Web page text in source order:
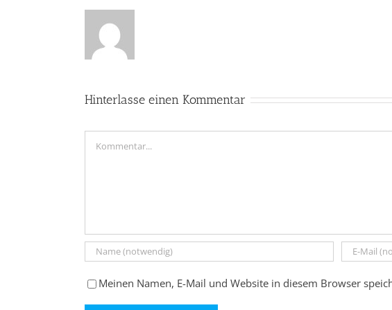
Hinterlasse einen Kommentar
Meinen Namen, E-Mail und Website in diesem Browser